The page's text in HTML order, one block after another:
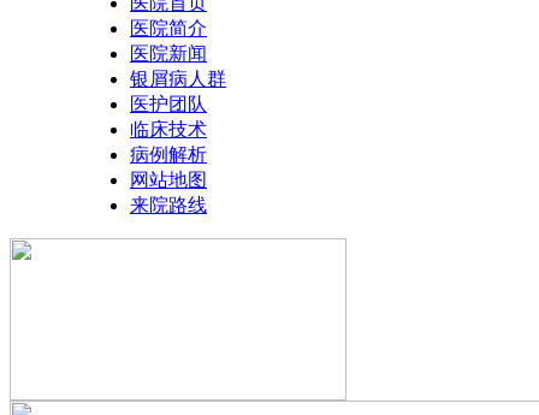
医院简介
医院新闻
银屑病人群
医护团队
临床技术
病例解析
网站地图
来院路线